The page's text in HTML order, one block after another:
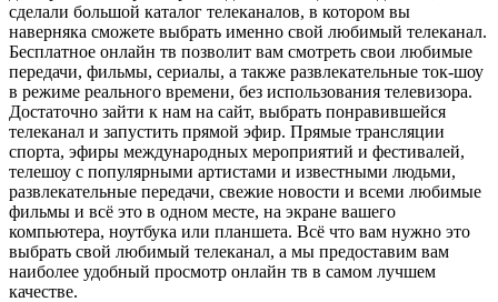
сделали большой каталог телеканалов, в котором вы
наверняка сможете выбрать именно свой любимый телеканал.
Бесплатное онлайн тв позволит вам смотреть свои любимые
передачи, фильмы, сериалы, а также развлекательные ток-шоу
в режиме реального времени, без использования телевизора.
Достаточно зайти к нам на сайт, выбрать понравившейся
телеканал и запустить прямой эфир. Прямые трансляции
спорта, эфиры международных мероприятий и фестивалей,
телешоу с популярными артистами и известными людьми,
развлекательные передачи, свежие новости и всеми любимые
фильмы и всё это в одном месте, на экране вашего
компьютера, ноутбука или планшета. Всё что вам нужно это
выбрать свой любимый телеканал, а мы предоставим вам
наиболее удобный просмотр онлайн тв в самом лучшем
качестве.